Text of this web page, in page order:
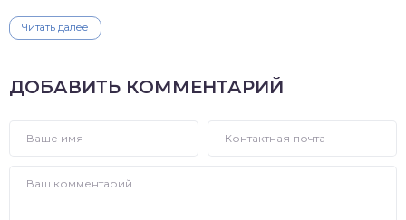
Читать далее
ДОБАВИТЬ КОММЕНТАРИЙ